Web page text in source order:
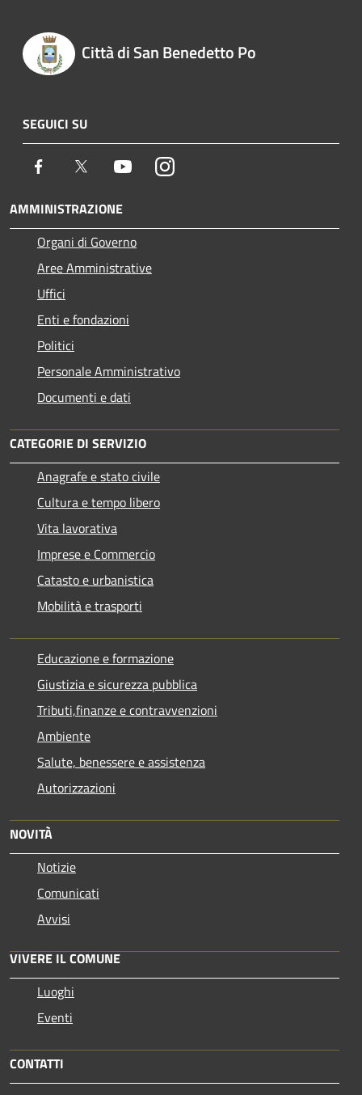
Città di San Benedetto Po
SEGUICI SU
Facebook Twitter YoutubeInstagram
AMMINISTRAZIONE
Organi di Governo
Aree Amministrative
Uffici
Enti e fondazioni
Politici
Personale Amministrativo
Documenti e dati
CATEGORIE DI SERVIZIO
Anagrafe e stato civile
Cultura e tempo libero
Vita lavorativa
Imprese e Commercio
Catasto e urbanistica
Mobilità e trasporti
Educazione e formazione
Giustizia e sicurezza pubblica
Tributi,finanze e contravvenzioni
Ambiente
Salute, benessere e assistenza
Autorizzazioni
NOVITÀ
Notizie
Comunicati
Avvisi
VIVERE IL COMUNE
Luoghi
Eventi
CONTATTI